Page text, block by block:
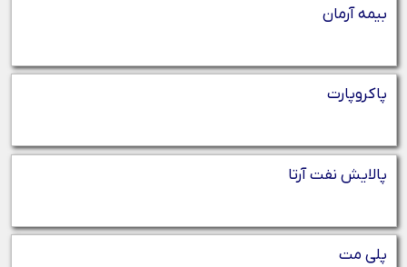
بیمه آرمان
پاکروپارت
پالایش نفت آرتا
پلی مت